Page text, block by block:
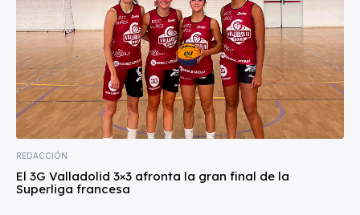
REDACCIÓN
El 3G Valladolid 3×3 afronta la gran final de la
Superliga francesa